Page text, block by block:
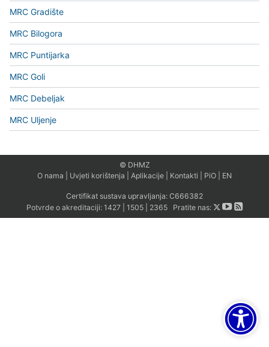
MRC Gradište
MRC Bilogora
MRC Puntijarka
MRC Goli
MRC Debeljak
MRC Uljenje
© DHMZ
O nama
Uvjeti korištenja Aplikacije Kontakti PiO EN
Certifikat sustava upravljanja: C666382
Potvrde o akreditaciji: 1427| 1505| 2365Pratite nas: